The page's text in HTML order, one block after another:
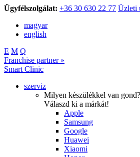
Ügyfélszolgálat: +36 30 630 22 77 Üzleti
magyar
english
E M Q
Franchise partner »
Smart Clinic
szerviz
Milyen készülékkel van gond?
Válaszd ki a márkát!
Apple
Samsung
Google
Huawei
Xiaomi